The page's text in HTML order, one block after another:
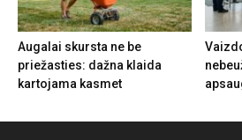
Augalai skursta ne be
priežasties: dažna klaida
kartojama kasmet